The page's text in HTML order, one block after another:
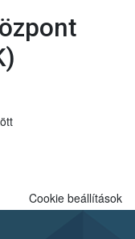
Cookie beállítások